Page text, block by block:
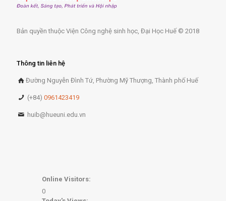
Bản quyền thuộc Viện Công nghệ sinh học, Đại Học Huế © 2018
Thông tin liên hệ
Đường Nguyễn Đình Tứ, Phường Mỹ Thượng, Thành phố Huế
(+84)0961423419
huib@hueuni.edu.vn
Online Visitors:
0